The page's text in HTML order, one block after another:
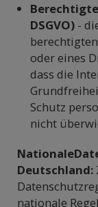
DSGVO) -
oder eines
dass die
Schutz
nicht
Deutschland:
nationale